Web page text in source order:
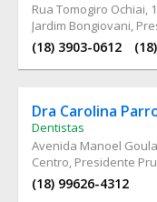
Rua Tomogiro Ochiai,
Jardim Bongiovani,
(18) 3903-0612
Dra Carolina
Dentistas
Avenida Manoel
Centro, Presidente
(18) 99626-4312